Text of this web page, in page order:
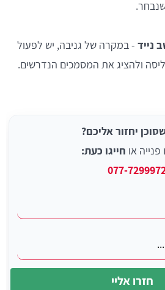
נייד - במקרה של גניבה, יש לפעול
ולהציג את המסמכים הנדרשים.
יחזור אליכם?
או חייגו כעת:
077-